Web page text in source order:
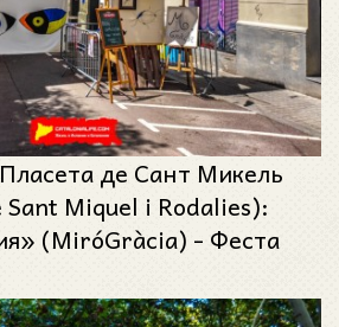
де Сант Микель
Miquel i Rodalies):
(MiróGràcia) - Феста
Gràcia 2024)